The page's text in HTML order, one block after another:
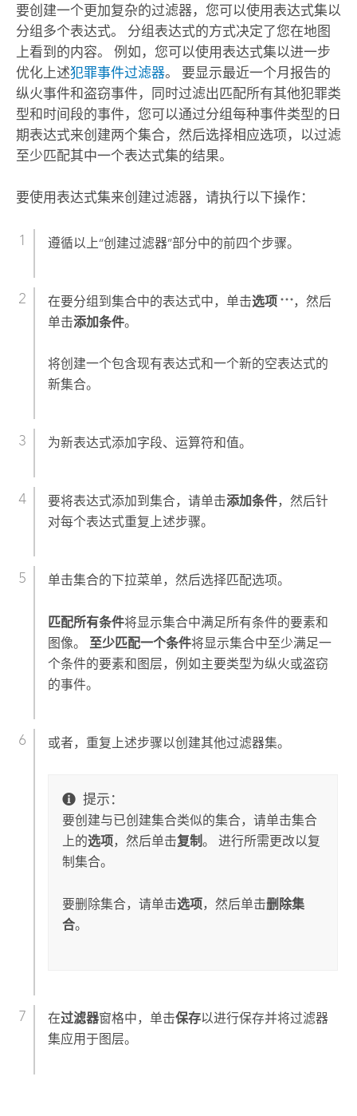
要创建一个更加复杂的过滤器，您可以使用表达式集以
分组多个表达式。 分组表达式的方式决定了您在地图
上看到的内容。 例如，您可以使用表达式集以进一步
优化上述犯罪事件过滤器。 要显示最近一个月报告的
纵火事件和盗窃事件，同时过滤出匹配所有其他犯罪类
型和时间段的事件，您可以通过分组每种事件类型的日
期表达式来创建两个集合，然后选择相应选项，以过滤
至少匹配其中一个表达式集的结果。
要使用表达式集来创建过滤器，请执行以下操作：
遵循以上“创建过滤器”部分中的前四个步骤。
在要分组到集合中的表达式中，单击选项
，然后
单击添加条件。
将创建一个包含现有表达式和一个新的空表达式的
新集合。
为新表达式添加字段、运算符和值。
要将表达式添加到集合，请单击添加条件，然后针
对每个表达式重复上述步骤。
单击集合的下拉菜单，然后选择匹配选项。
匹配所有条件将显示集合中满足所有条件的要素和
图像。 至少匹配一个条件将显示集合中至少满足一
个条件的要素和图层，例如主要类型为纵火或盗窃
的事件。
或者，重复上述步骤以创建其他过滤器集。
提示：
要创建与已创建集合类似的集合，请单击集合
上的选项，然后单击复制。 进行所需更改以复
制集合。
要删除集合，请单击选项，然后单击删除集
合。
在过滤器窗格中，单击保存以进行保存并将过滤器
集应用于图层。